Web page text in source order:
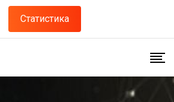
Статистика